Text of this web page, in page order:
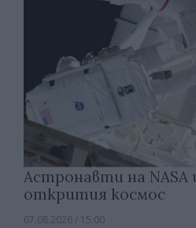
Астронавти на NASA
открития космос
07.08.2026 / 15:00